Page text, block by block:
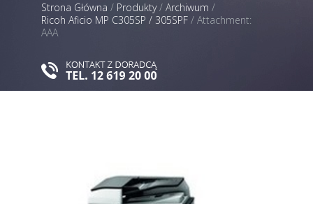
Strona Główna / Produkty/ Archiwum /
Ricoh Aficio MP C305SP / 305SPF / Attachment:
AAA